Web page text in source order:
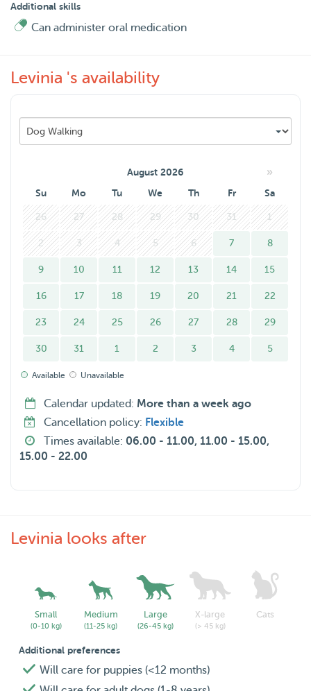
kennis om te kijken of het een match is en luister graag
naar waar jullie behoefte aan hebben. Wat langer dan een
stuur gerust een berichtje
Additional skills
Can administer oral medication
Levinia 's availability
August 2026 »
Su Mo Tu We Th Fr Sa
26 27 28 29 30 31 1
2 3 4 5 6 7 8
9 10 11 12 13 14 15
16 17 18 19 20 21 22
23 24 25 26 27 28 29
30 31 1 2 3 4 5
Available Unavailable
Calendar updated: More than a week ago
Cancellation policy: Flexible
Times available: 06.00 - 11.00, 11.00 - 15.00,
15.00 - 22.00
Levinia looks after
Small
(0-10 kg)
Medium
(11-25 kg)
Large
(26-45 kg)
X-large
(> 45 kg)
Cats
Additional preferences
Will care for puppies (<12 months)